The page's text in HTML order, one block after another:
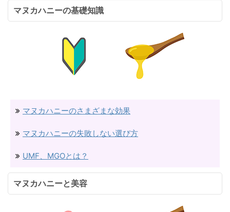
マヌカハニーの基礎知識
マヌカハニーのさまざまな効果
マヌカハニーの失敗しない選び方
UMF、MGOとは？
マヌカハニーと美容